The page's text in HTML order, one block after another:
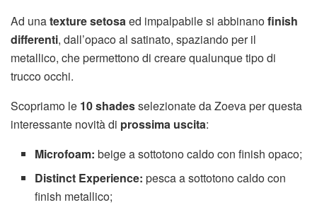
Ad unatexture setosaed impalpabile si abbinanofinish
differenti, dall’opaco al satinato, spaziando per il
metallico, che permettono di creare qualunque tipo di
trucco occhi.
Scopriamo le 10 shadesselezionate da Zoeva per questa
interessante novità di prossima uscita:
Microfoam: beige a sottotono caldo con finish opaco;
Distinct Experience: pesca a sottotono caldo con
finish metallico;